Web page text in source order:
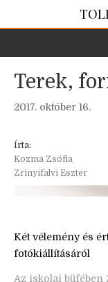
Terek,
2017. október 16.
Írta:
Kozma Zsófia
Zrinyifalvi Eszter
Két vélemény és
fotókiállításáról
Az iskolai büfében